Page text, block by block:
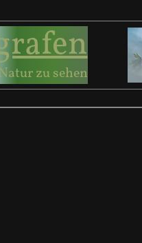
zu sehen